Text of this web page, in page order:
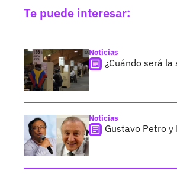
Te puede interesar:
Noticias
¿Cuándo será
Noticias
Gustavo Petro